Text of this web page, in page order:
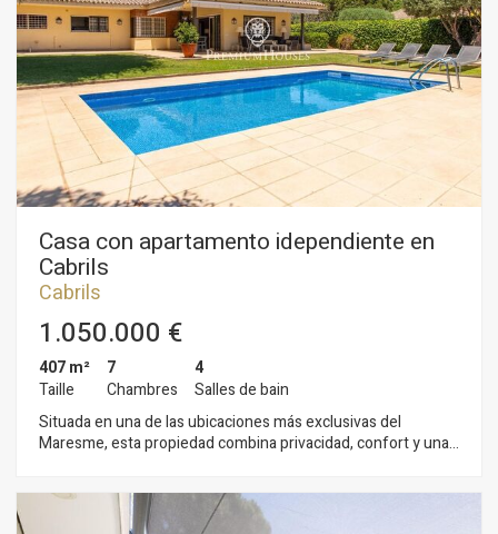
de bains en suite et avec sortie indépendante au jardin. Au
premier étage nous trouvons 2 chambres avec salle de bains
en suite, la suite principale avec dressing et terrasse. Toutes
les chambres jouissent de vues panoramiques sur la
Méditerranée. Garage fermé pour 2 voitures. Finitions de
design et de qualité utilisant des matériaux nobles: fenêtres
Climalit et volets motorisés; chauffage et climatisation, sols
porcelaine; système d´irrigation et éclairage dans le jardin... En
parfait état et prêt à emménager!
Casa con apartamento idependiente en
Cabrils
Cabrils
1.050.000 €
407 m²
Taille
7
Chambres
4
Salles de bain
Situada en una de las ubicaciones más exclusivas del
Maresme, esta propiedad combina privacidad, confort y una
destaca por su luminosidad, su funcional distribución y un
entorno residencial privilegiado en una de las zonas más